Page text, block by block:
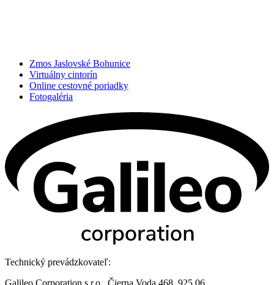
Zmos Jaslovské Bohunice
Virtuálny cintorín
Online cestovné poriadky
Fotogaléria
Technický prevádzkovateľ:
Galileo Corporation s.r.o., Čierna Voda 468, 925 06